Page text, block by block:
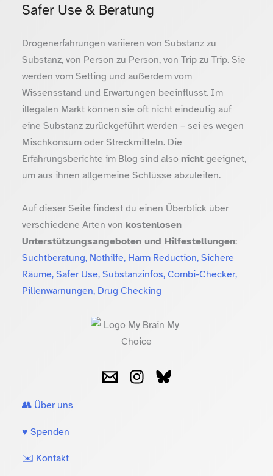
Safer Use & Beratung
Drogenerfahrungen variieren von Substanz zu
Substanz, von Person zu Person, von Trip zu Trip. Sie
werden vom Setting und außerdem vom
Wissensstand und Erwartungen beeinflusst. Im
illegalen Markt können sie oft nicht eindeutig auf
eine Substanz zurückgeführt werden – sei es wegen
Mischkonsum oder Streckmitteln. Die
Erfahrungsberichte im Blog sind also nichtgeeignet,
um aus ihnen allgemeine Schlüsse abzuleiten.
Auf dieser Seite findest du einen Überblick über
verschiedene Arten von kostenlosen
Unterstützungsangeboten und Hilfestellungen:
Suchtberatung, Nothilfe, Harm Reduction, Sichere
Räume, Safer Use, Substanzinfos, Combi-Checker,
Pillenwarnungen, Drug Checking
👥 Über uns
♥️ Spenden
✉️ Kontakt